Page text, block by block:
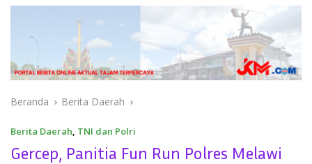
Beranda Berita Daerah
Berita Daerah, TNI dan Polri
Gercep, Panitia Fun Run Polres Melawi